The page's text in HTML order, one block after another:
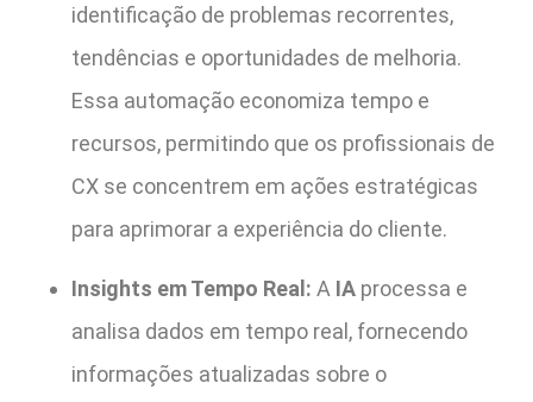
identificação de problemas recorrentes,
tendências e oportunidades de melhoria.
Essa automação economiza tempo e
recursos, permitindo que os profissionais de
CX se concentrem em ações estratégicas
para aprimorar a experiência do cliente.
Insights em Tempo Real: A IA processa e
analisa dados em tempo real, fornecendo
informações atualizadas sobre o